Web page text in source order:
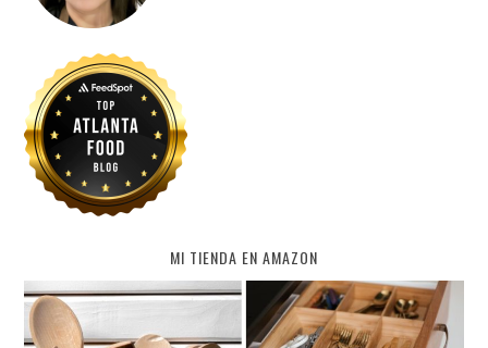
MI TIENDA EN AMAZON